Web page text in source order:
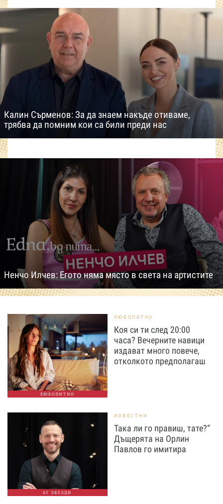
Калин Сърменов: За да знаем накъде отиваме,
трябва да помним кои са били преди нас
Ненчо Илчев: Егото няма място в света на артистите
ЛЮБОПИТНО
ЛЮБОПИТНО
Коя си ти след 20:00
часа? Вечерните навици
издават много повече,
отколкото предполагаш
БГ ЗВЕЗДИ
ИЗВЕСТНИ
Така ли го правиш, тате?“
Дъщерята на Орлин
Павлов го имитира